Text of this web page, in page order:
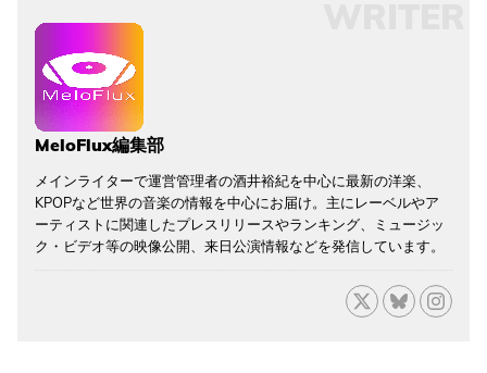
MeloFlux編集部
メインライターで運営管理者の酒井裕紀を中心に最新の洋楽、
KPOPなど世界の音楽の情報を中心にお届け。主にレーベルやア
ーティストに関連したプレスリリースやランキング、ミュージッ
ク・ビデオ等の映像公開、来日公演情報などを発信しています。